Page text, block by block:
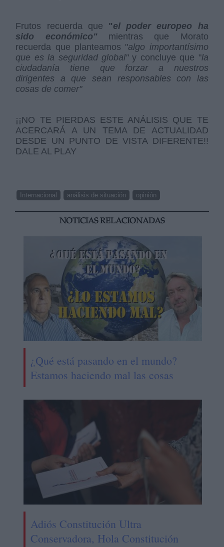
Frutos recuerda que "el poder europeo ha
sido económico"
mientras que Morato
recuerda que planteamos "algo importantísimo
que es la seguridad global"y concluye que "la
ciudadanía tiene que forzar a nuestros
dirigentes a que sean responsables con las
cosas de comer"
¡¡NO TE PIERDAS ESTE ANÁLISIS QUE TE
ACERCARÁ A UN TEMA DE ACTUALIDAD
DESDE UN PUNTO DE VISTA DIFERENTE!!
DALE AL PLAY
Internacional análisis de situación opinión
NOTICIAS RELACIONADAS
¿Qué está pasando en el mundo?
Estamos haciendo mal las cosas
Adiós Constitución Ultra
Conservadora, Hola Constitución